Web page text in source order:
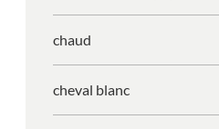
chaud
cheval blanc